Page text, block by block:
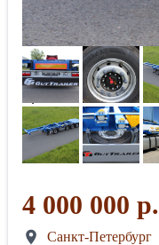
4 000 000 р.
Санкт-Петербург